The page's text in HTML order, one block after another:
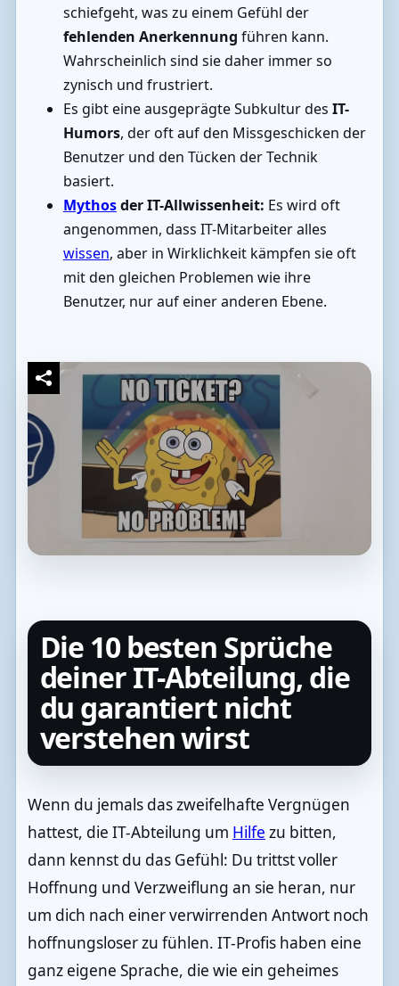
schiefgeht, was zu einem Gefühl der
fehlenden Anerkennung führen kann.
Wahrscheinlich sind sie daher immer so
zynisch und frustriert.
Es gibt eine ausgeprägte Subkultur des IT-
Humors, der oft auf den Missgeschicken der
Benutzer und den Tücken der Technik
basiert.
Mythosder IT-Allwissenheit: Es wird oft
angenommen, dass IT-Mitarbeiter alles
wissen, aber in Wirklichkeit kämpfen sie oft
mit den gleichen Problemen wie ihre
Benutzer, nur auf einer anderen Ebene.
Die 10 besten Sprüche
deiner IT-Abteilung, die
du garantiert nicht
verstehen wirst
Wenn du jemals das zweifelhafte Vergnügen
hattest, die IT-Abteilung um Hilfe zu bitten,
dann kennst du das Gefühl: Du trittst voller
Hoffnung und Verzweiflung an sie heran, nur
um dich nach einer verwirrenden Antwort noch
hoffnungsloser zu fühlen. IT-Profis haben eine
ganz eigene Sprache, die wie ein geheimes